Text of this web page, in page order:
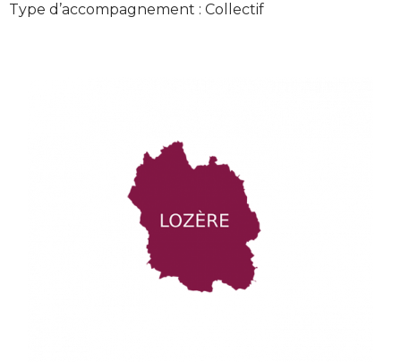
Type d’accompagnement : Collectif